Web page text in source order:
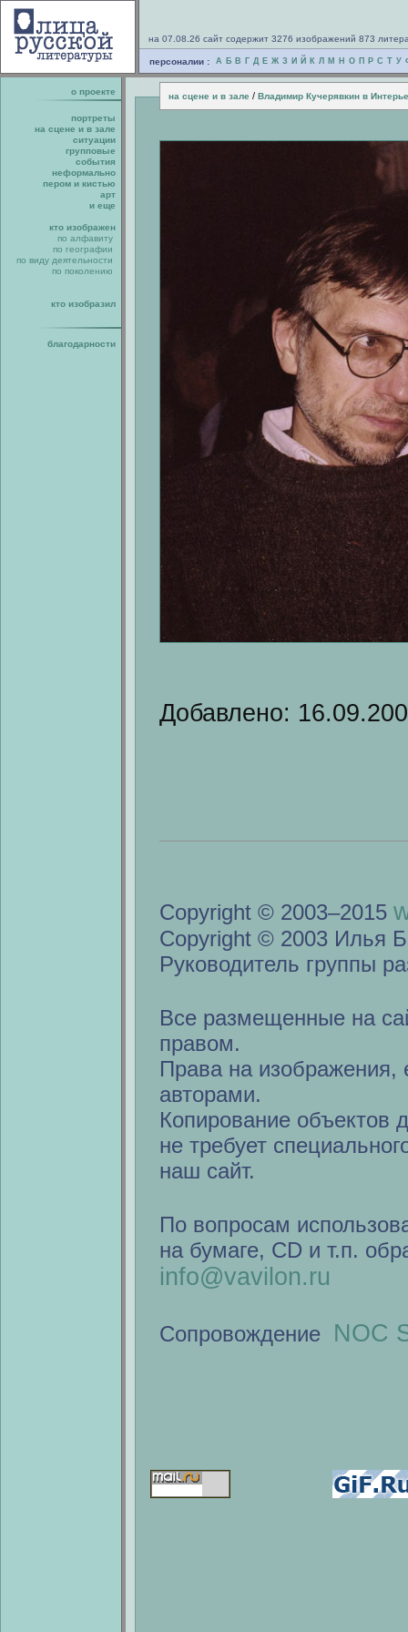
на 07.08.26 сайт содержит 3276 изображений 873
персоналии : А Б В Г Д Е Ж З И Й К Л М Н О П Р С Т У
о проекте на сцене и в зале / Владимир Кучерявкин в
портреты
на сцене и в зале
ситуации
групповые
события
неформально
пером и кистью
арт
и еще
кто изображен
по алфавиту
по географии
по виду деятельности
по поколению
кто изобразил
благодарности
Добавлено:
Copyright © 2003–2015
Copyright © 2003 Илья
Руководитель группы
Все размещенные на
правом.
Права на изображения,
авторами.
Копирование объектов
не требует
наш сайт.
По вопросам
на бумаге, CD и т.п.
info@vavilon.ru
Сопровождение NOC